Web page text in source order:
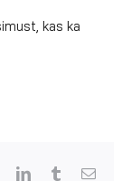
kas ka
LinkedInTumblrEmail